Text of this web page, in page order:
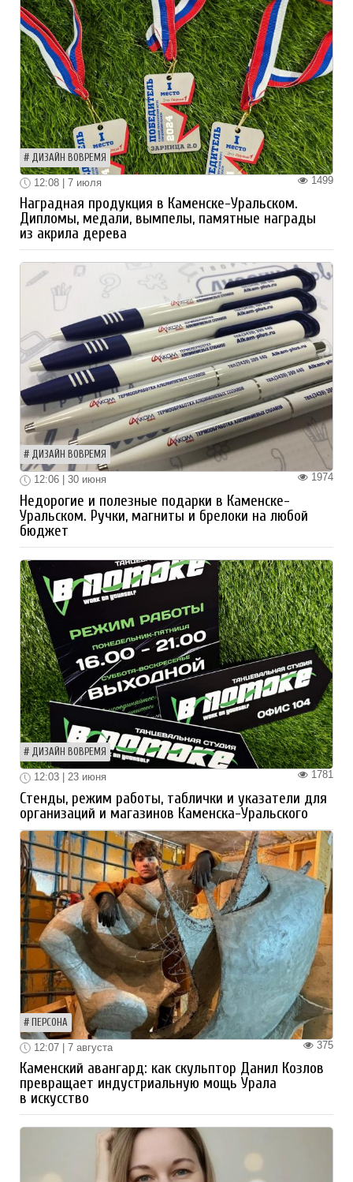
ДИЗАЙН ВОВРЕМЯ
1499
12:08 | 7 июля
Наградная продукция в Каменске-Уральском.
Дипломы, медали, вымпелы, памятные награды
из акрила дерева
ДИЗАЙН ВОВРЕМЯ
1974
12:06 | 30 июня
Недорогие и полезные подарки в Каменске-
Уральском. Ручки, магниты и брелоки на любой
бюджет
ДИЗАЙН ВОВРЕМЯ
1781
12:03 | 23 июня
Стенды, режим работы, таблички и указатели для
организаций и магазинов Каменска-Уральского
ПЕРСОНА
375
12:07 | 7 августа
Каменский авангард: как скульптор Данил Козлов
превращает индустриальную мощь Урала
в искусство